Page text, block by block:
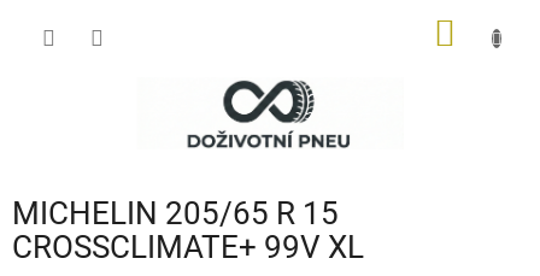
MICHELIN 205/65 R 15
CROSSCLIMATE+ 99V XL